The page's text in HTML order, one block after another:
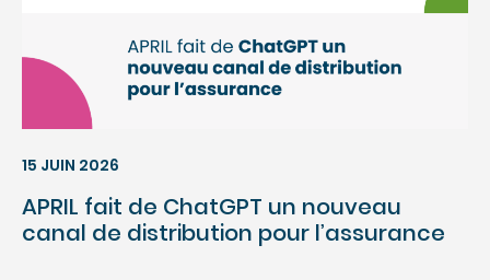
15 JUIN 2026
APRIL fait de ChatGPT un nouveau
canal de distribution pour l’assurance